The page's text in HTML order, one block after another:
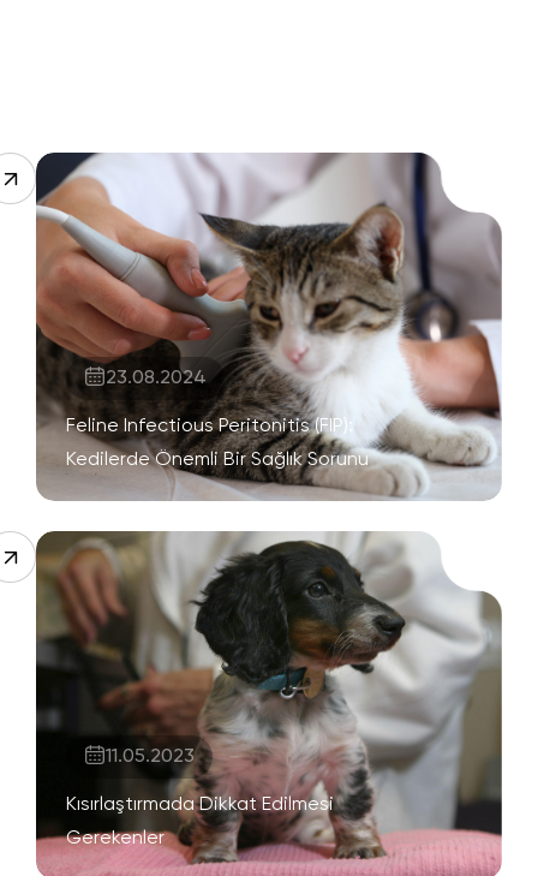
23.08.2024
Feline Infectious Peritonitis (FIP):
Kedilerde Önemli Bir Sağlık Sorunu
11.05.2023
Kısırlaştırmada Dikkat Edilmesi
Gerekenler